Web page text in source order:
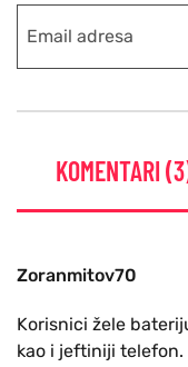
KOMENTARI
Zoranmitov70
Korisnici žele
kao i jeftiniji telefon.